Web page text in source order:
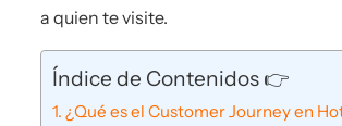
a quien te visite.
Índice de Contenidos 👉
¿Qué es el Customer Journey en